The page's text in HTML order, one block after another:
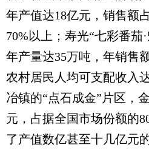
年产值达18亿元，销售额
70%以上；寿光“七彩番茄
年产量达35万吨，年销售
农村居民人均可支配收入
冶镇的“点石成金”片区，
元，占据全国市场份额的
了产值数亿甚至十几亿元